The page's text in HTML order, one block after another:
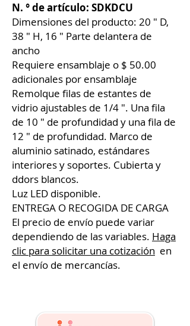
N. ° de artículo: SDKDCU
Dimensiones del producto: 20 ″ D,
38 ″ H, 16 ″ Parte delantera de
ancho
Requiere ensamblaje o $ 50.00
adicionales por ensamblaje
Remolque filas de estantes de
vidrio ajustables de 1/4 ″. Una fila
de 10 ″ de profundidad y una fila de
12 ″ de profundidad. Marco de
aluminio satinado, estándares
interiores y soportes. Cubierta y
ddors blancos.
Luz LED disponible.
ENTREGA O RECOGIDA DE CARGA
El precio de envío puede variar
dependiendo de las variables. Haga
clic para solicitar una cotización en
el envío de mercancías.